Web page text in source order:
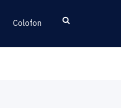
Colofon